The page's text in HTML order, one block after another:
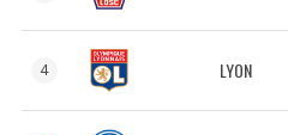
4 LYON